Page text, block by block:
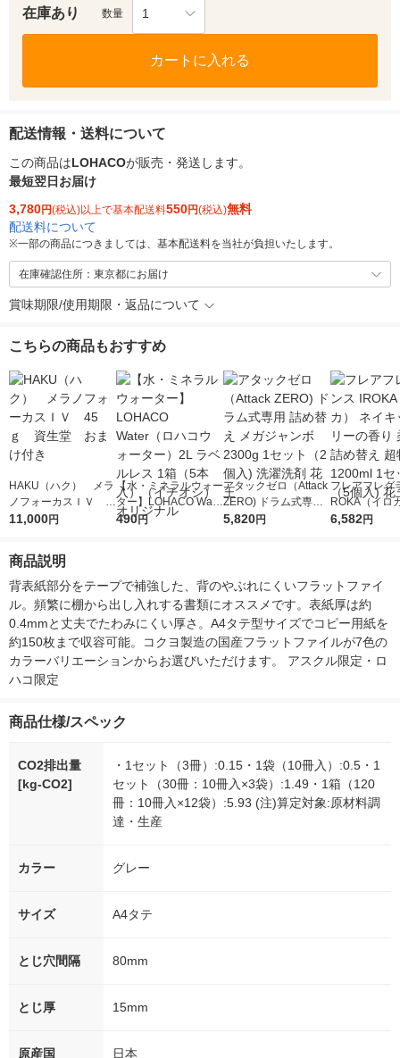
在庫あり 数量 1
カートに入れる
配送情報・送料について
この商品はLOHACOが販売・発送します。
最短翌日お届け
3,780円(税込)以上で基本配送料550円(税込)無料
配送料について
※一部の商品につきましては、基本配送料を当社が負担いたします。
在庫確認住所：東京都にお届け
賞味期限/使用期限・返品について
こちらの商品もおすすめ
HAKU（ハク） メラ
ノフォーカスＩＶ 4
5ｇ 資生堂 おまけ
11,000円
【水・ミネラルウォー
ター】LOHACO Wate
r（ロハコウォータ
490円
アタックゼロ（Attack
ZERO) ドラム式専用
詰め替え メガジャン
5,820円
フレアフレグ
ROKA（イロ
イキッドリリ
6,582円
商品説明
背表紙部分をテープで補強した、背のやぶれにくいフラットファイ
ル。頻繁に棚から出し入れする書類にオススメです。表紙厚は約
0.4mmと丈夫でたわみにくい厚さ。A4タテ型サイズでコピー用紙を
約150枚まで収容可能。コクヨ製造の国産フラットファイルが7色の
カラーバリエーションからお選びいただけます。 アスクル限定・ロ
ハコ限定
商品仕様/スペック
CO2排出量
[kg-CO2]
・1セット（3冊）:0.15・1袋（10冊入）:0.5・1
セット（30冊：10冊入×3袋）:1.49・1箱（120
冊：10冊入×12袋）:5.93 (注)算定対象:原材料調
達・生産
カラー グレー
サイズ A4タテ
とじ穴間隔 80mm
とじ厚 15mm
原産国 日本